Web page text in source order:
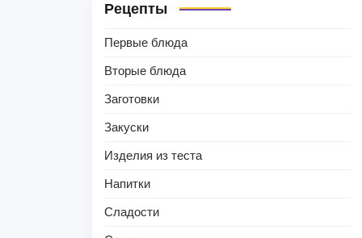
Рецепты
Первые блюда
Вторые блюда
Заготовки
Закуски
Изделия из теста
Напитки
Сладости